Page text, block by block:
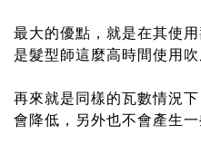
最大的優點，就是在其使
是髮型師這麼高時間使用
再來就是同樣的瓦數情況
會降低，另外也不會產生